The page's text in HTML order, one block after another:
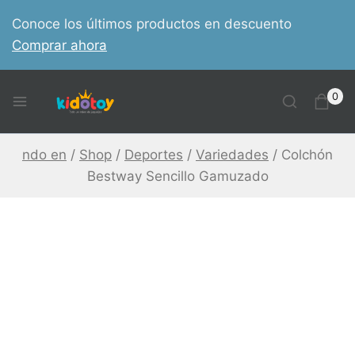
content
Conoce los últimos productos en descuento
Comprar ahora
0
ndo en / Shop / Deportes / Variedades / Colchón
Bestway Sencillo Gamuzado